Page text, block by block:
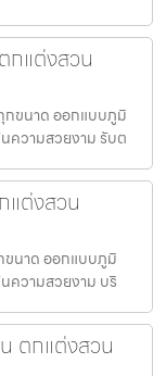
กแต่งสวน
ขนาด ออกแบบภูมิ
ความสวยงาม รับต
แต่งสวน
นาด ออกแบบภูมิ
ความสวยงาม บริ
ตกแต่งสวน